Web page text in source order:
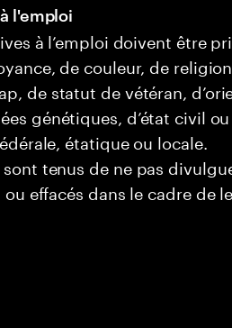
l'emploi
à l’emploi doivent être
de couleur, de
de statut de vétéran,
génétiques, d’état civil
étatique ou locale.
tenus de ne pas
effacés dans le cadre de